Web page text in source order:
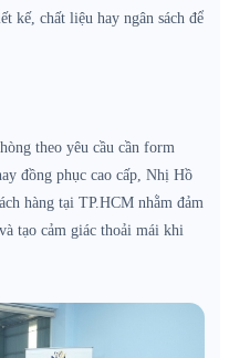
kế, chất liệu hay ngân sách để
theo yêu cầu cần form
đồng phục cao cấp, Nhị Hồ
hàng tại TP.HCM nhằm đảm
tạo cảm giác thoải mái khi